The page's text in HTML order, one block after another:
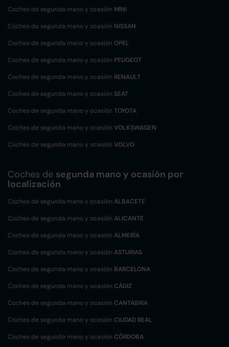
Coches de segunda mano y ocasión MINI
Coches de segunda mano y ocasión NISSAN
Coches de segunda mano y ocasión OPEL
Coches de segunda mano y ocasión PEUGEOT
Coches de segunda mano y ocasión RENAULT
Coches de segunda mano y ocasión SEAT
Coches de segunda mano y ocasión TOYOTA
Coches de segunda mano y ocasión VOLKSWAGEN
Coches de segunda mano y ocasión VOLVO
Coches de segunda mano y ocasión por
localización
Coches de segunda mano y ocasión ALBACETE
Coches de segunda mano y ocasión ALICANTE
Coches de segunda mano y ocasión ALMERÍA
Coches de segunda mano y ocasión ASTURIAS
Coches de segunda mano y ocasión BARCELONA
Coches de segunda mano y ocasión CÁDIZ
Coches de segunda mano y ocasión CANTABRIA
Coches de segunda mano y ocasión CIUDAD REAL
Coches de segunda mano y ocasión CÓRDOBA